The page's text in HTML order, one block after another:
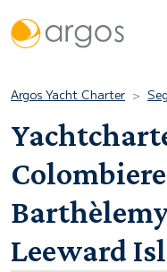
Argos Yacht Charter
Leeward